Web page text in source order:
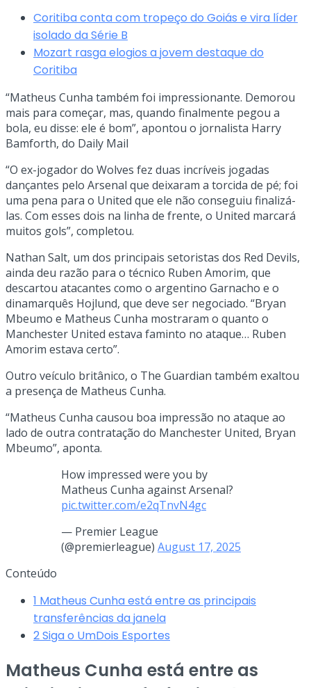
Coritiba conta com tropeço do Goiás e vira líder
isolado da Série B
Mozart rasga elogios a jovem destaque do
Coritiba
“Matheus Cunha também foi impressionante. Demorou
mais para começar, mas, quando finalmente pegou a
bola, eu disse: ele é bom”, apontou o jornalista Harry
Bamforth, do Daily Mail
“O ex-jogador do Wolves fez duas incríveis jogadas
dançantes pelo Arsenal que deixaram a torcida de pé; foi
uma pena para o United que ele não conseguiu finalizá-
las. Com esses dois na linha de frente, o United marcará
muitos gols”, completou.
Nathan Salt, um dos principais setoristas dos Red Devils,
ainda deu razão para o técnico Ruben Amorim, que
descartou atacantes como o argentino Garnacho e o
dinamarquês Hojlund, que deve ser negociado. “Bryan
Mbeumo e Matheus Cunha mostraram o quanto o
Manchester United estava faminto no ataque… Ruben
Amorim estava certo”.
Outro veículo britânico, o The Guardian também exaltou
a presença de Matheus Cunha.
“Matheus Cunha causou boa impressão no ataque ao
lado de outra contratação do Manchester United, Bryan
Mbeumo”, aponta.
How impressed were you by
Matheus Cunha against Arsenal?
pic.twitter.com/e2qTnvN4gc
— Premier League
(@premierleague) August 17, 2025
Conteúdo
1 Matheus Cunha está entre as principais
transferências da janela
2Siga o UmDois Esportes
Matheus Cunha está entre as